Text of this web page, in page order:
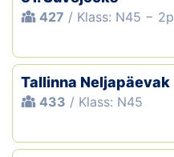
427 / Klass: N45 − 2p
Tallinna Neljapäevak
433 / Klass: N45